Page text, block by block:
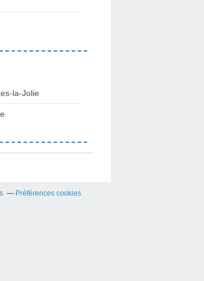
la-Jolie
Préférences cookies